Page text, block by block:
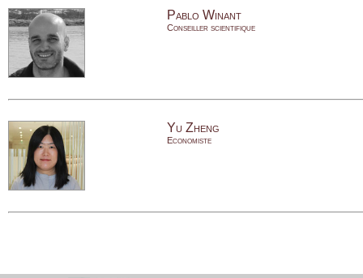
Pablo Winant
Conseiller scientifique
Yu Zheng
Economiste